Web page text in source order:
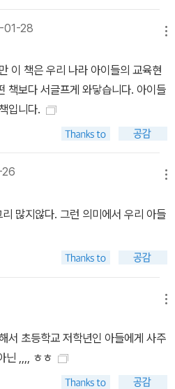
상이다. 바쁜 일상에 ‘놀이’나 ‘자
다. 하지만 그런 사소한 경험들이 쌓
다. 직접 부딪치고 체험하며 얻는
계하는 자아정체성과 세계관은 그
년문학평론가 유영진은 ‘정체성 형
아이들은 더 깊은 혼란에 빠져들어
, 나를 채워 주는 그 무엇이 없는 텅
없기에 주인공이 기억을 사고자 하
수 밖에 없다’고 짚는다. 이런 상황은
방법은 무엇일까? 바로 ‘지금을 사
말하고 있다. 뭔가 잘못되어 있다는
오로지 입시에 매달리는 이 시대의
발걸음을 따라 서서히 호소력을 얻으
돌아보게 하는 둔중한 울림을 준다.
십 분만이라도 ‘나는 어떨 때 행복한
겠다는 작가의 바람은, 아이들을 어
라 스스로 묻고 세상과 타인과 관
01-28
이 책은 우리 나라 아이들의 교육현
책보다 서글프게 와닿습니다. 아이들
입니다.
많지않다. 그런 의미에서 우리 아들
서 초등학교 저학년인 아들에게 사주
닌 ,,,, ㅎㅎ